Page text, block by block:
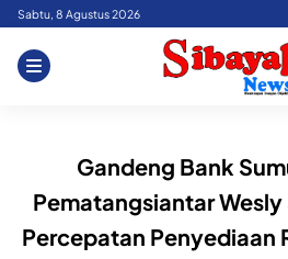
Skip
content
Sabtu, 8 Agustus 2026
Gandeng Bank
Pematangsiantar
Percepatan Penyediaan